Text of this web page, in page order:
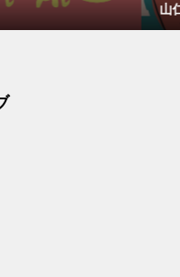
ラボ企画（4月29日、5月3
日）開催